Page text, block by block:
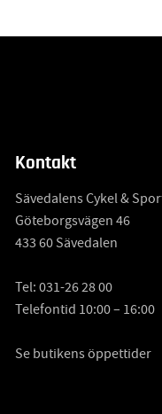
Kontakt
Sävedalens Cykel &
Göteborgsvägen 46
433 60 Sävedalen
Tel:031-26 28 00
Telefontid 10:00 – 16:00
Se butikens öppettider